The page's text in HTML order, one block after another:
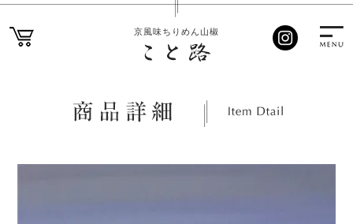
京風味ちりめん山椒